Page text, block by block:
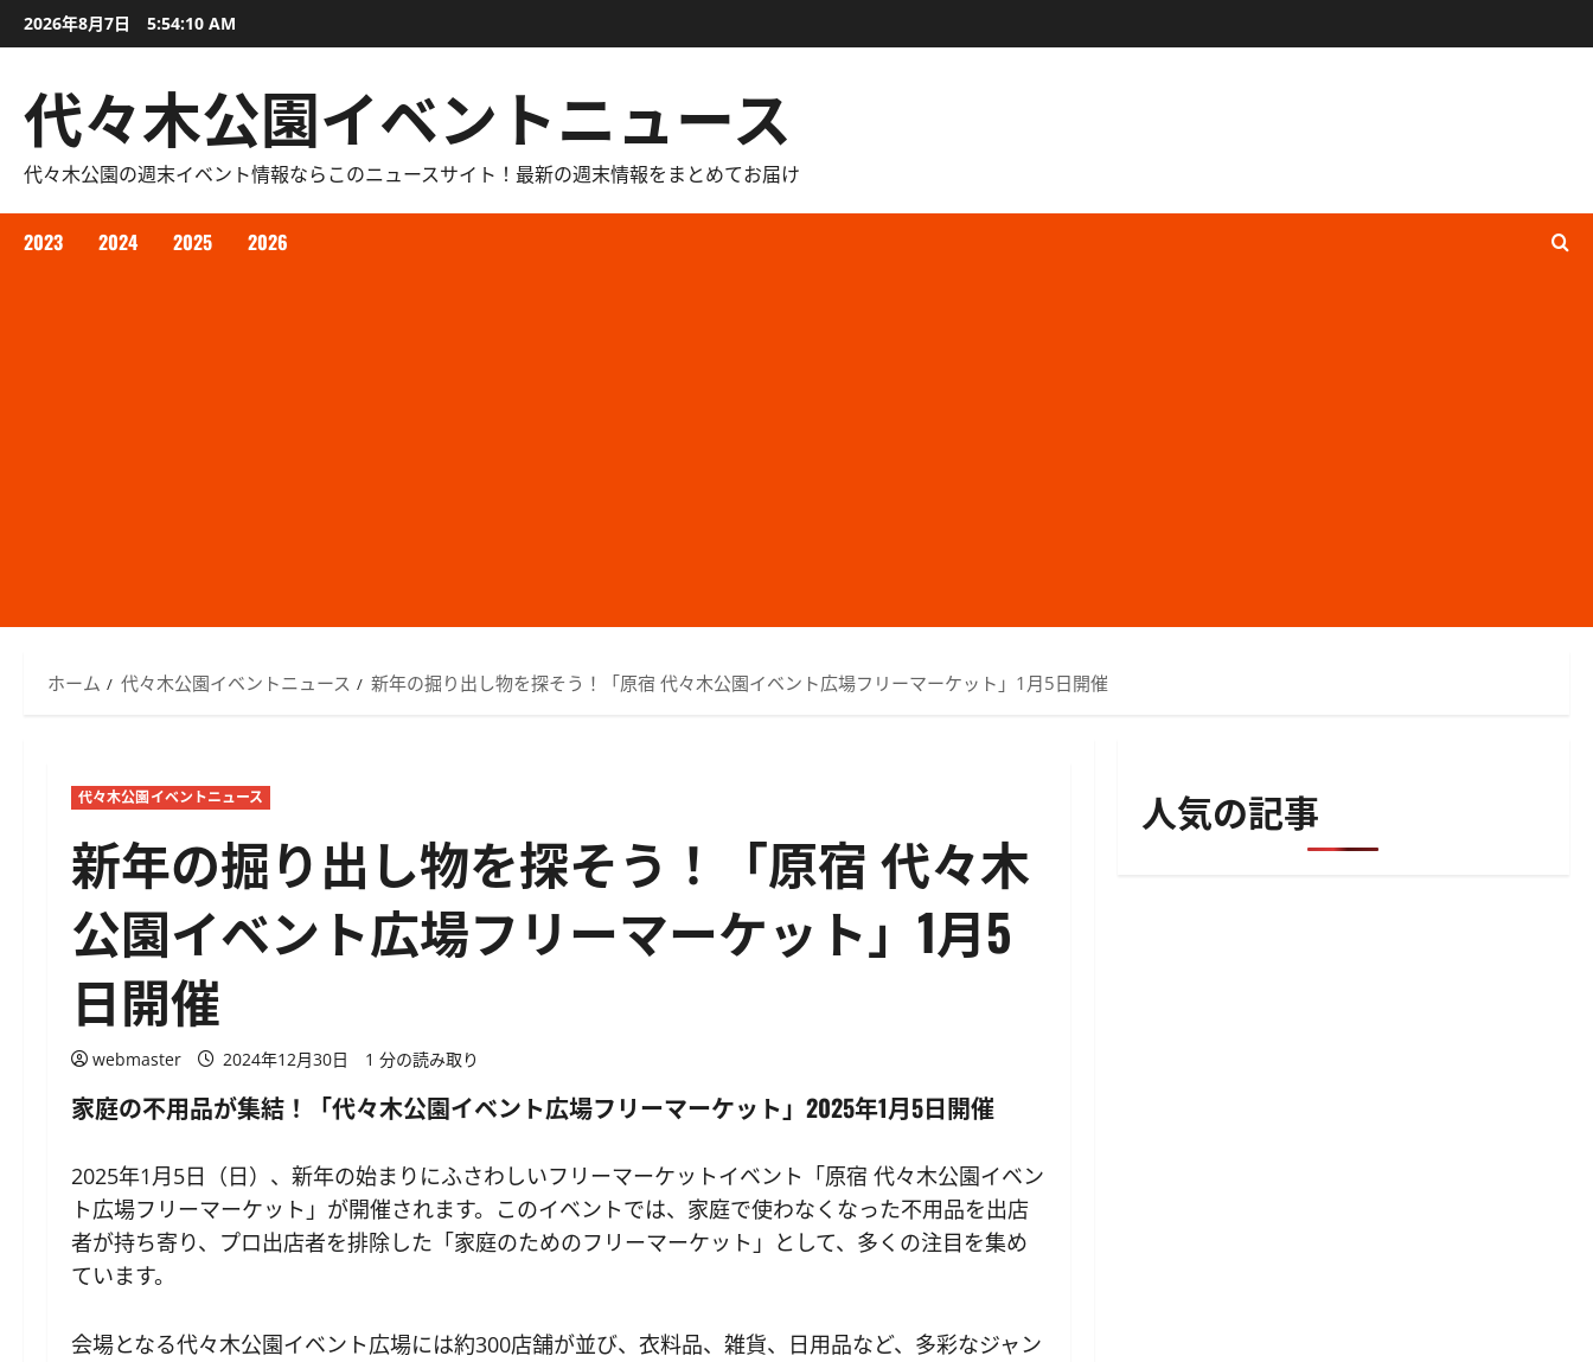
容
2026年8月7日 5:54:11 AM
代々木公園イベントニュース
代々木公園の週末イベント情報ならこのニュースサイト！最新の週末情報をまとめてお届け
2023 2024 2025 2026
ホーム 代々木公園イベントニュース 新年の掘り出し物を探そう！「原宿 代々木公園イベント広場フリーマーケット」1月5日開催
代々木公園イベントニュース
新年の掘り出し物を探そう！「原宿 代々木
公園イベント広場フリーマーケット」1月5
日開催
webmaster 2024年12月30日 1 分の読み取り
家庭の不用品が集結！「代々木公園イベント広場フリーマーケット」2025年1月5日開催
2025年1月5日（日）、新年の始まりにふさわしいフリーマーケットイベント「原宿 代々木公園イベン
ト広場フリーマーケット」が開催されます。このイベントでは、家庭で使わなくなった不用品を出店
者が持ち寄り、プロ出店者を排除した「家庭のためのフリーマーケット」として、多くの注目を集め
ています。
会場となる代々木公園イベント広場には約300店舗が並び、衣料品、雑貨、日用品など、多彩なジャン
人気の記事